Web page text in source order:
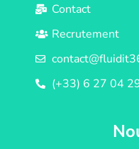
Contact
Recrutement
(+33) 6 27 04